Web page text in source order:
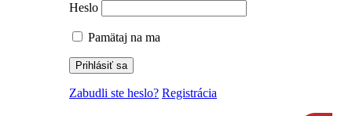
Heslo
Pamätaj na ma
Zabudli ste heslo? Registrácia